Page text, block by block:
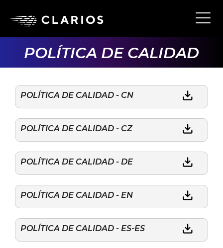
POLÍTICA DE CALIDAD
POLÍTICA DE CALIDAD - CN
POLÍTICA DE CALIDAD - CZ
POLÍTICA DE CALIDAD - DE
POLÍTICA DE CALIDAD - EN
POLÍTICA DE CALIDAD - ES-ES